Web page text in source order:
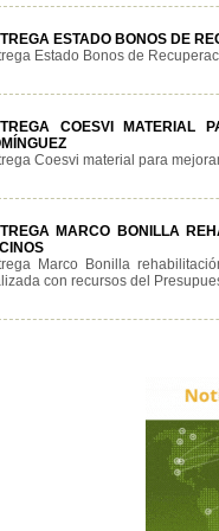
ESTADO BONOS DE
Estado Bonos de
COESVI MATERIAL
Coesvi material para
MARCO BONILLA
Marco Bonilla
con recursos del